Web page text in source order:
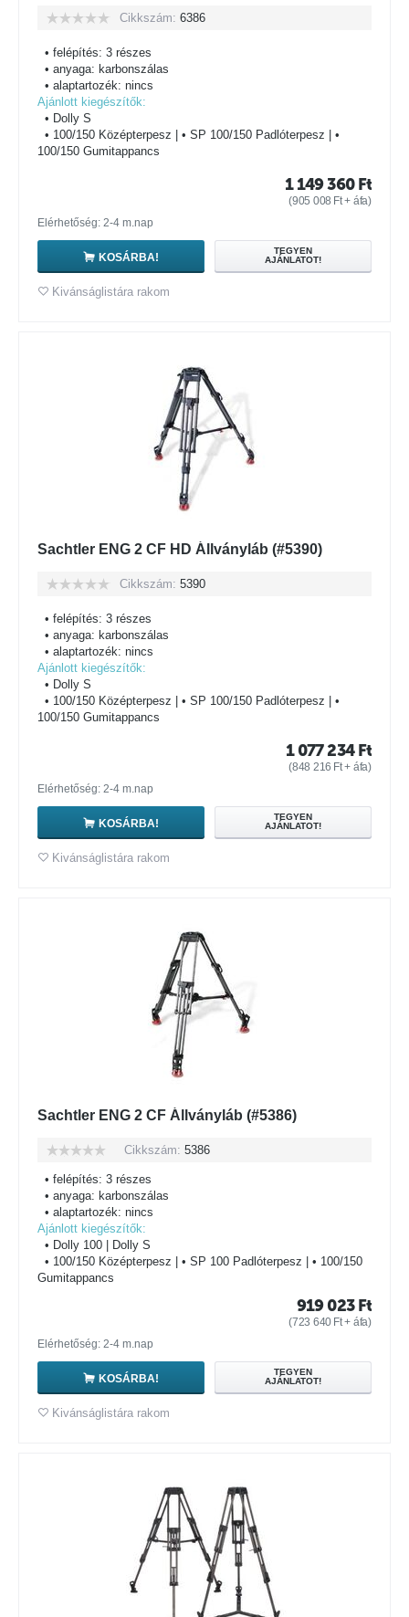
Cikkszám: 6386
• felépítés: 3 részes
• anyaga: karbonszálas
• alaptartozék: nincs
Ajánlott kiegészítők:
• Dolly S
• 100/150 Középterpesz | • SP 100/150 Padlóterpesz | •
100/150 Gumitappancs
1 149 360 Ft
(905 008 Ft+ áfa)
Elérhetőség: 2-4 m.nap
KOSÁRBA!
TEGYEN
AJÁNLATOT!
Kivánságlistára rakom
Sachtler ENG 2 CF HD Állványláb (#5390)
Cikkszám: 5390
• felépítés: 3 részes
• anyaga: karbonszálas
• alaptartozék: nincs
Ajánlott kiegészítők:
• Dolly S
• 100/150 Középterpesz | • SP 100/150 Padlóterpesz | •
100/150 Gumitappancs
1 077 234 Ft
(848 216 Ft+ áfa)
Elérhetőség: 2-4 m.nap
KOSÁRBA!
TEGYEN
AJÁNLATOT!
Kivánságlistára rakom
Sachtler ENG 2 CF Állványláb (#5386)
Cikkszám: 5386
• felépítés: 3 részes
• anyaga: karbonszálas
• alaptartozék: nincs
Ajánlott kiegészítők:
• Dolly 100 | Dolly S
• 100/150 Középterpesz | • SP 100 Padlóterpesz | • 100/150
Gumitappancs
919 023 Ft
(723 640 Ft+ áfa)
Elérhetőség: 2-4 m.nap
KOSÁRBA!
TEGYEN
AJÁNLATOT!
Kivánságlistára rakom